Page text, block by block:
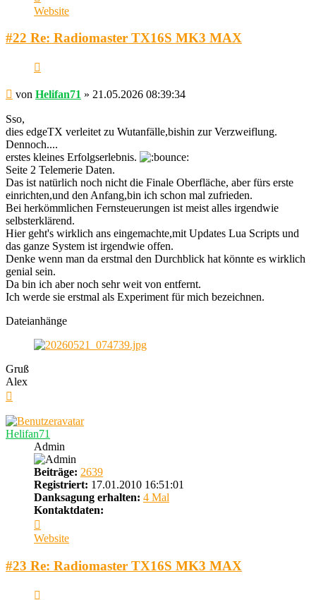
von
Helifan71
Website
#22 Re: Radiomaster TX16S MK3 MAX
Beitrag
von Helifan71 » 21.05.2026 08:39:34
Sso,
dies edgeTX verleitet zu Wutanfälle,bishin zur Verzweiflung.
Dennoch....
erstes kleines Erfolgserlebnis.
Seite 2 Telemerie Daten.
Das ist natürlich noch nicht die Finale Oberfläche, aber fürs erste
einrichten,und den Anfang,bin ich schon mal zufrieden.
Bei herkömmlichen Fernsteuerungen ist meist alles irgendwie
selbsterklärend.
Hier geht's wirklich ans eingemachte,mit Updates Lua Scripts und
das ganze System ist irgendwie offen.
Denke wenn man da erstmal den Durchblick hat könnte es wirklich
genial sein.
Da bin ich aber noch sehr weit von entfernt.
Ich werde sie erstmal als Experiment für mich bezeichnen.
Dateianhänge
Gruß
Alex
Helifan71
Admin
Beiträge: 2639
Registriert: 17.01.2010 16:51:01
Danksagung erhalten: 4 Mal
Kontaktdaten:
von
Helifan71
Website
#23 Re: Radiomaster TX16S MK3 MAX